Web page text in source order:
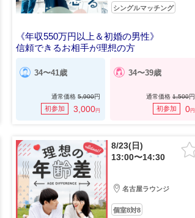
シングルマッチング
《年収550万円以上＆初婚の男性》
信頼できるお相手が理想の方
34〜41歳
通常価格5,900円
初参加 3,000円
34〜39歳
通常価格 1,500円
初参加 0円
8/23(日)
13:00〜14:30
名古屋ラウンジ
個室8対8